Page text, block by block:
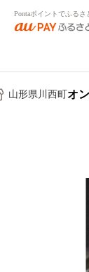
Pontaポイントでふるさ
山形県川西町 オ